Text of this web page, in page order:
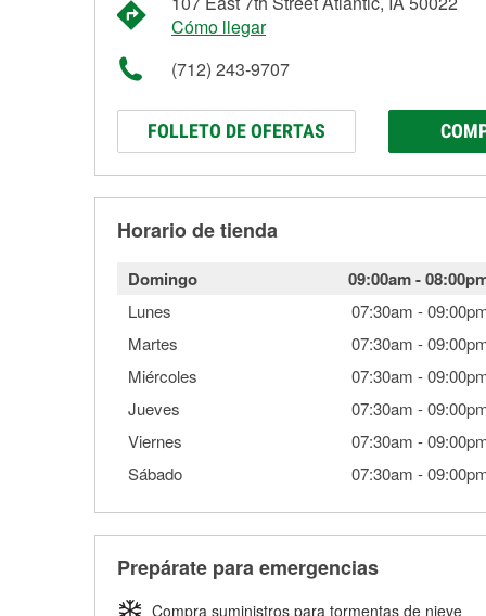
Cómo llegar
(712) 243-9707
FOLLETO DE OFERTAS
Horario de tienda
Domingo 09:00am-
Lunes 07:30am -
Martes
07:30am -
Miércoles
07:30am -
Jueves
07:30am -
Viernes
07:30am -
Sábado
07:30am -
Prepárate para emergencias
Compra suministros para tormentas de nieve